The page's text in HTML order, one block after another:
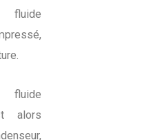
alors